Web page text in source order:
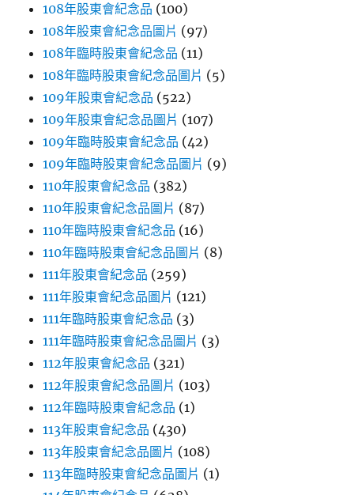
108年股東會紀念品 (100)
108年股東會紀念品圖片 (97)
108年臨時股東會紀念品 (11)
108年臨時股東會紀念品圖片 (5)
109年股東會紀念品 (522)
109年股東會紀念品圖片 (107)
109年臨時股東會紀念品 (42)
109年臨時股東會紀念品圖片 (9)
110年股東會紀念品 (382)
110年股東會紀念品圖片 (87)
110年臨時股東會紀念品 (16)
110年臨時股東會紀念品圖片 (8)
111年股東會紀念品 (259)
111年股東會紀念品圖片 (121)
111年臨時股東會紀念品 (3)
111年臨時股東會紀念品圖片 (3)
112年股東會紀念品 (321)
112年股東會紀念品圖片 (103)
112年臨時股東會紀念品 (1)
113年股東會紀念品 (430)
113年股東會紀念品圖片 (108)
113年臨時股東會紀念品圖片 (1)